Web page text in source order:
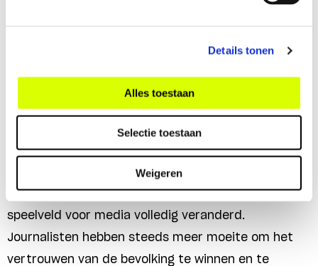
Details tonen
Alles toestaan
Selectie toestaan
Weigeren
Toekomstbestendige journalistiek
media zijn onmisbaar voor de democratische
rechtsstaat, die niet goed kan functioneren zonder
goed geïnformeerde burgers en een vrije
uitwisseling van ideeën. Door digitalisering,
polarisatie en politieke versplintering is het
speelveld voor media volledig veranderd.
Journalisten hebben steeds meer moeite om het
vertrouwen van de bevolking te winnen en te